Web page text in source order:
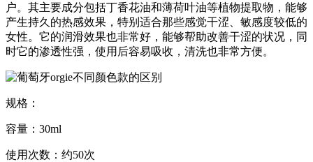
户。其主要成分包括丁香花油和薄荷叶油等植物提取物，能够
产生持久的热感效果，特别适合那些感觉干涩、敏感度较低的
女性。它的润滑效果也非常好，能够帮助改善干涩的状况，同
时它的渗透性强，使用后容易吸收，清洗也非常方便。
规格：
容量：30ml
使用次数：约50次